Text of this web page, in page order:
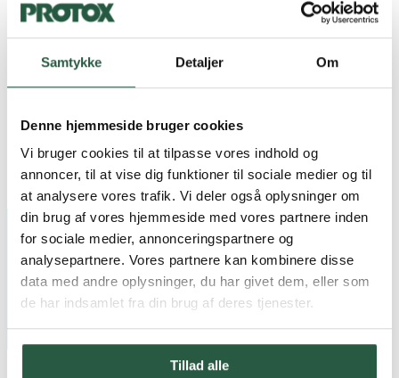
Samtykke Detaljer Om
Denne hjemmeside bruger cookies
Vi bruger cookies til at tilpasse vores indhold og
annoncer, til at vise dig funktioner til sociale medier og til
at analysere vores trafik. Vi deler også oplysninger om
din brug af vores hjemmeside med vores partnere inden
for sociale medier, annonceringspartnere og
analysepartnere. Vores partnere kan kombinere disse
data med andre oplysninger, du har givet dem, eller som
de har indsamlet fra din brug af deres tjenester.
Tillad alle
LCA-database
PROTOX ESG-rapport
Contact
Taal
English
Swedish
German
Finnish
Home
Producten
Lugtsanering
Lugtsanering